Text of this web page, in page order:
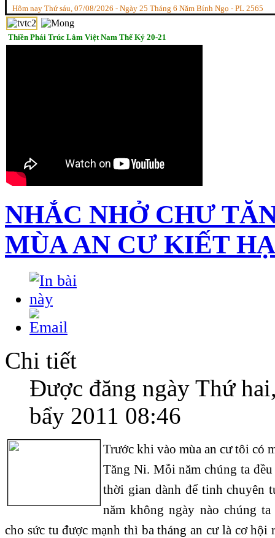
Hôm nay Thứ sáu, 07/08/2026 - Ngày 25 Tháng 6 Năm Bính Ngọ - PL 2565
Thiền Phái Trúc Lâm Việt Nam Thế Kỷ 20-21
NHẮC NHỞ CHƯ
MÙA AN CƯ KIẾT HẠ
Chi tiết
Được đăng ngày Thứ
bẩy 2011 08:46
Trước khi vào mùa an cư tôi có
Tăng Ni. Mỗi năm chúng ta
thời gian dành để tinh chuyên
năm không ngày nào chúng
cho sức tu được mạnh thì ba tháng an cư là cơ